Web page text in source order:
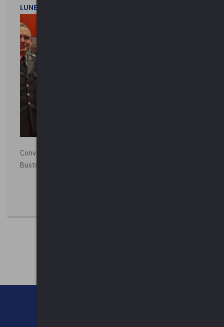
LUNEDì 1 DICEMBRE 2025
Convegno “La Polizia Locale per la sicurezza della città”,
Busto Arsizio